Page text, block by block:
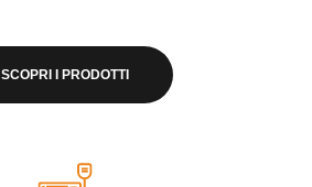
SCOPRI I PRODOTTI